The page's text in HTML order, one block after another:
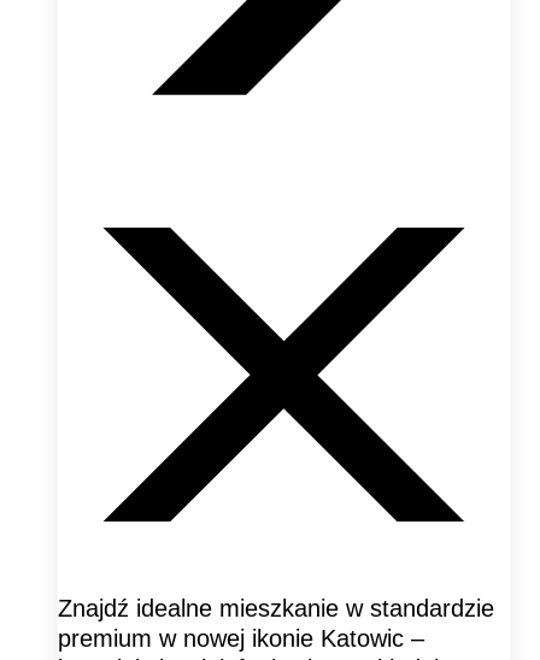
Znajdź idealne mieszkanie w standardzie
premium w nowej ikonie Katowic –